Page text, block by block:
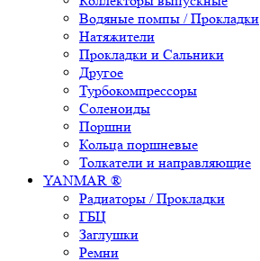
Водяные помпы / Прокладки
Натяжители
Прокладки и Сальники
Другое
Турбокомпрессоры
Соленоиды
Поршни
Кольца поршневые
Толкатели и направляющие
YANMAR ®
Радиаторы / Прокладки
ГБЦ
Заглушки
Ремни